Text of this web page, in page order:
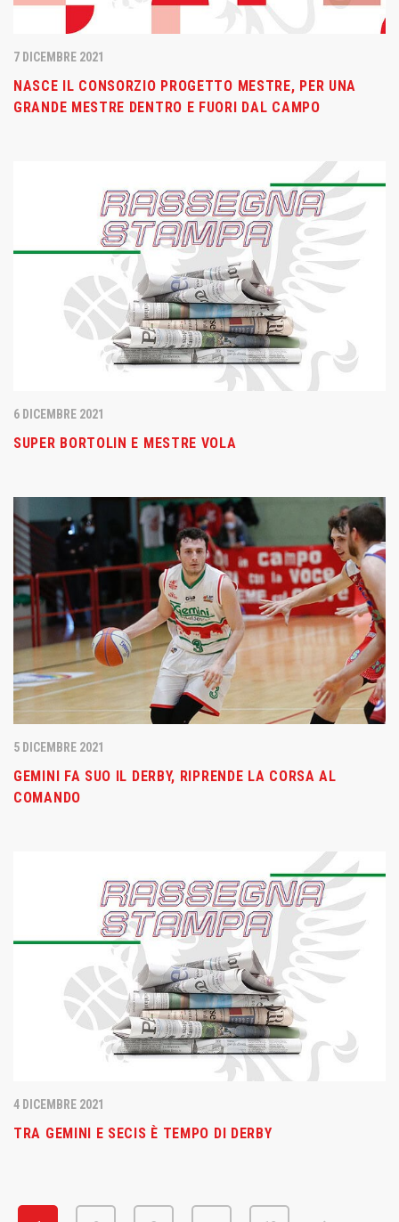
7 DICEMBRE 2021
NASCE IL CONSORZIO PROGETTO MESTRE, PER UNA
GRANDE MESTRE DENTRO E FUORI DAL CAMPO
6 DICEMBRE 2021
SUPER BORTOLIN E MESTRE VOLA
5 DICEMBRE 2021
GEMINI FA SUO IL DERBY, RIPRENDE LA CORSA AL
COMANDO
4 DICEMBRE 2021
TRA GEMINI E SECIS È TEMPO DI DERBY